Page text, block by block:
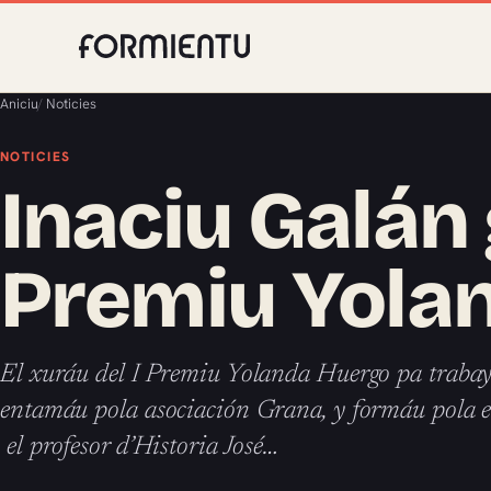
Aniciu/ Noticies
NOTICIES
Inaciu Galán
Premiu
El xuráu del I Premiu Yolanda Huergo pa
entamáu pola asociación Grana, y formáu pola
el profesor d’Historia José…